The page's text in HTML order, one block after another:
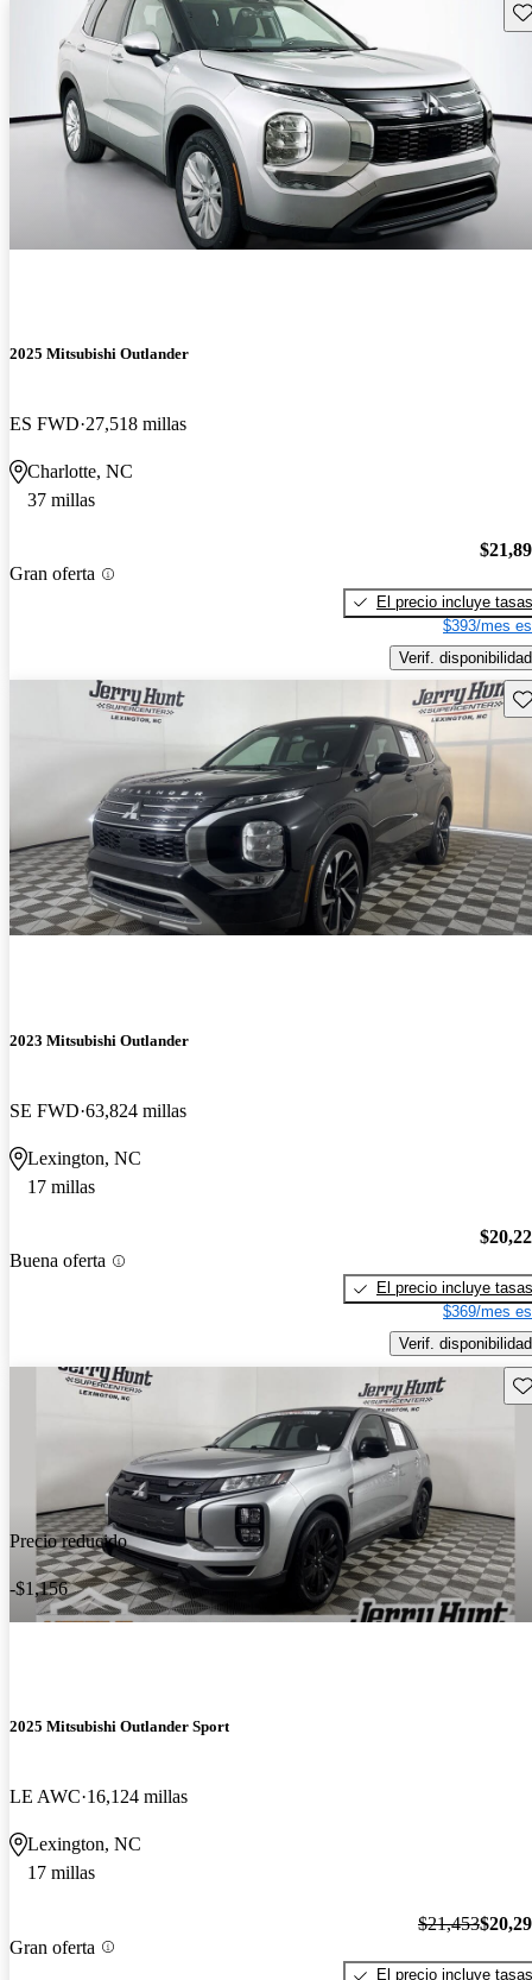
2025 Mitsubishi Outlander
ES FWD 27,518 millas
Charlotte, NC
37 millas
Gran oferta
El precio incluye tasas
$393/mes
Verif. disponibilidad
2023 Mitsubishi Outlander
SE FWD 63,824 millas
Lexington, NC
17 millas
Buena oferta
El precio incluye tasas
$369/mes
Verif. disponibilidad
Precio reducido
-$1,156
2025 Mitsubishi Outlander Sport
LE AWC 16,124 millas
Lexington, NC
17 millas
Gran oferta
$21,453
El precio incluye tasas